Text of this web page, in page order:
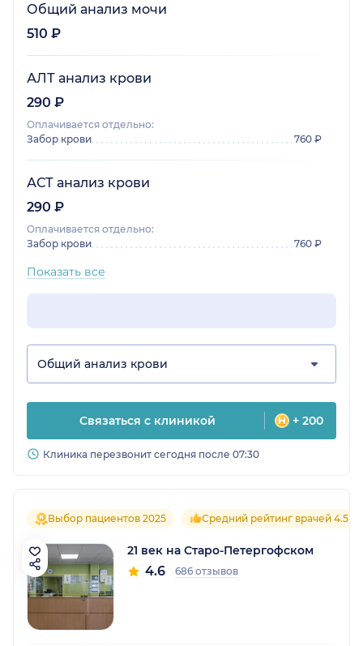
Общий анализ мочи
510 ₽
АЛТ анализ крови
290 ₽
Оплачивается отдельно:
Забор крови
760 ₽
АСТ анализ крови
290 ₽
Оплачивается отдельно:
Забор крови
760 ₽
Показать все
Общий анализ крови
Связаться с клиникой + 200
Клиника перезвонит сегодня после 07:30
Выбор пациентов 2025 Средний рейтинг врачей 4.5
21 век на Старо-Петергофском
4.6 686 отзывов